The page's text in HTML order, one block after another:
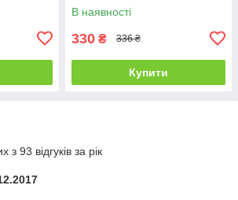
В наявності
330 ₴ 336 ₴
Купити
з 93 відгуків за рік